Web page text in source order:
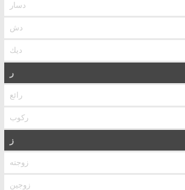
دسار
دش
ديك
ر
رائع
ركوب
ز
زوجته
زوجين